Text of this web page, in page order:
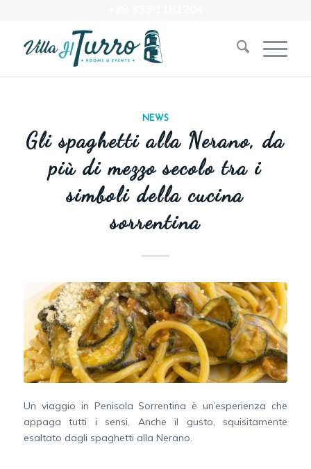
NEWS
Gli spaghetti alla Nerano, da
più di mezzo secolo tra i
simboli della cucina
sorrentina
Un viaggio in Penisola Sorrentina è un’esperienza che
appaga tutti i sensi. Anche il gusto, squisitamente
esaltato dagli spaghetti alla Nerano.